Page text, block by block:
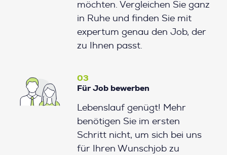
möchten. Vergleichen Sie ganz
in Ruhe und finden Sie mit
expertum genau den Job, der
zu Ihnen passt.
03
Für Job bewerben
Lebenslauf genügt! Mehr
benötigen Sie im ersten
Schritt nicht, um sich bei uns
für Ihren Wunschjob zu